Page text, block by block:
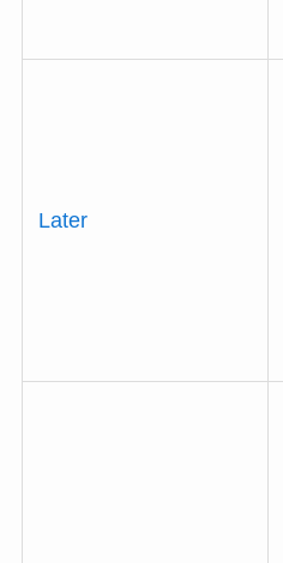
Later